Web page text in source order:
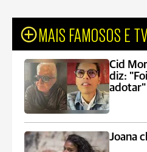
MAIS FAMOSOS E TV
Cid
diz:
adotar"
Joana